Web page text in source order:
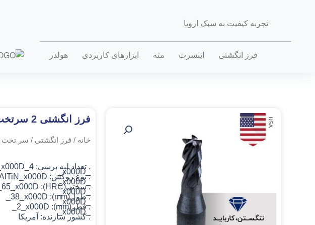
تجربه کیفیت به سبک اروپا
فرز انگشتی اینسرت مته ابزارهای کاربردی هولدر
فرز انگشتی 2 سرتخت گار(GARR) 2*38*4
خانه / فرز انگشتی / سر تخت
. تعداد لبه برشی: 4_x000D_
_x000D_
. نوع روکش: AlTiN _x000D_
_x000D_
. سختی(HRC): 65_x000D_
_x000D_
. طول(mm): 38_x000D_
_x000D_
. قطر(mm): 2_x000D_
_x000D_
. کشور سازنده: آمریکا